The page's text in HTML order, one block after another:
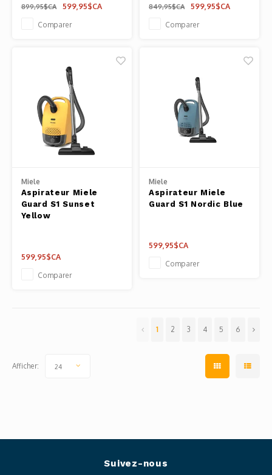
899,95$CA 599,95$CA
Comparer
849,95$CA 599,95$CA
Comparer
Miele
Aspirateur Miele
Guard S1 Sunset
Yellow
599,95$CA
Comparer
Miele
Aspirateur Miele
Guard S1 Nordic Blue
599,95$CA
Comparer
1 2 3 4 5 6
Afficher: 24
Suivez-nous